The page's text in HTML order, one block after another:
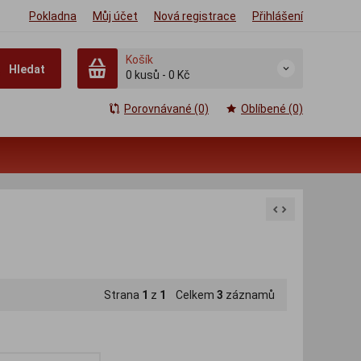
Pokladna Můj účet Nová registrace Přihlášení
Hledat
Košík
0 kusů - 0 Kč
Porovnávané (0) Oblíbené (0)
Strana 1 z 1 Celkem 3 záznamů